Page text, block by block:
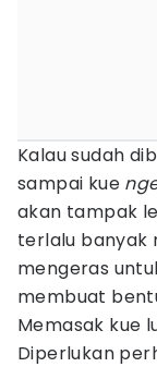
Kalau sudah
sampai kue
akan tampak
terlalu banyak
mengeras
membuat
Memasak kue
Diperlukan